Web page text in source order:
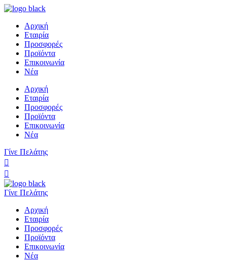
Αρχική
Εταιρία
Προσφορές
Προϊόντα
Επικοινωνία
Νέα
Αρχική
Εταιρία
Προσφορές
Προϊόντα
Επικοινωνία
Νέα
Γίνε Πελάτης
Γίνε Πελάτης
Αρχική
Εταιρία
Προσφορές
Προϊόντα
Επικοινωνία
Νέα